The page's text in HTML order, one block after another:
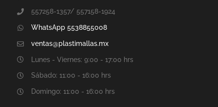
557258-1357/ 557158-1924
WhatsApp 5538855008
ventas@plastimallas.mx
Lunes - Viernes: 9:00 - 17:00 hrs
Sábado: 11:00 - 16:00 hrs
Domingo: 11:00 - 16:00 hrs